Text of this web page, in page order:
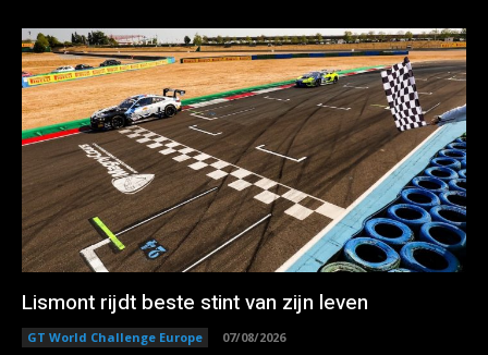
Lismont rijdt beste stint van zijn leven
GT World Challenge Europe 07/08/2026